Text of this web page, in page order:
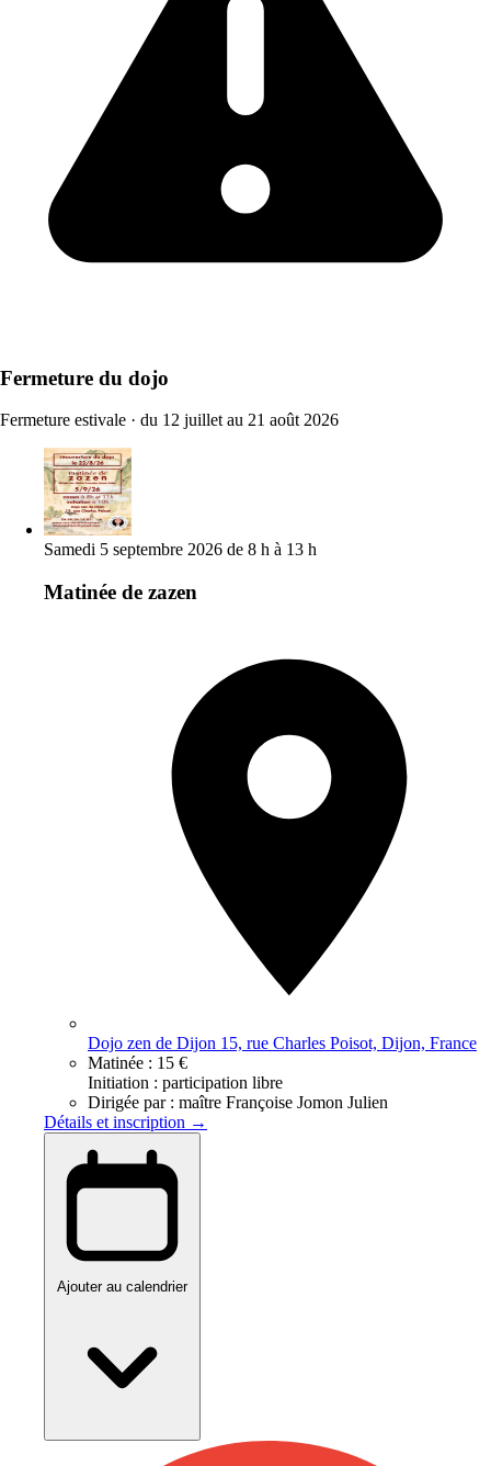
Fermeture du dojo
Fermeture estivale · du 12 juillet au 21 août 2026
Samedi 5 septembre 2026 de 8 h à 13 h
Matinée de zazen
Dojo zen de Dijon 15, rue Charles Poisot, Dijon, France
Matinée : 15 €
Initiation : participation libre
Dirigée par : maître Françoise Jomon Julien
Détails et inscription →
Ajouter au calendrier